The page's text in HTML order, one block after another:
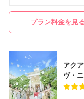
プラン料金を見る
アク
ヴ・